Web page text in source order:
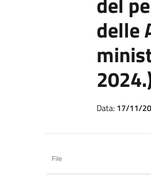
delle
Data: 17/11/
File